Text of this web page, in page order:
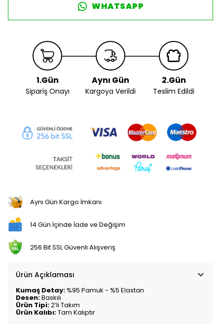
WHATSAPP
1.Gün
Sipariş Onayı
Aynı Gün
Kargoya Verildi
2.Gün
Teslim Edildi
Aynı Gün Kargo İmkanı
14 Gün İçinde İade ve Değişim
256 Bit SSL Güvenli Alışveriş
Ürün Açıklaması
Kumaş Detay:%95 Pamuk - %5 Elastan
Desen:Baskılı
Ürün Tipi:2’li Takım
Ürün Kalıbı:Tam Kalıptır